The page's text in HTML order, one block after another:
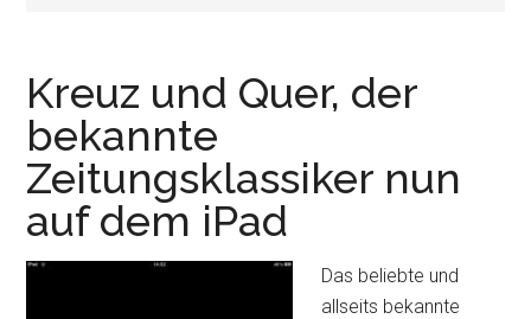
Kreuz und Quer, der
bekannte
Zeitungsklassiker nun
auf dem iPad
Das beliebte und
allseits bekannte